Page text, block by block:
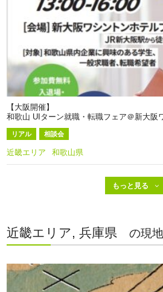
【大阪開催】
和歌山 UIターン就職・転職フェア＠新大阪
リアル 相談会
近畿エリア 和歌山県
近畿エリア, 兵庫県 の現